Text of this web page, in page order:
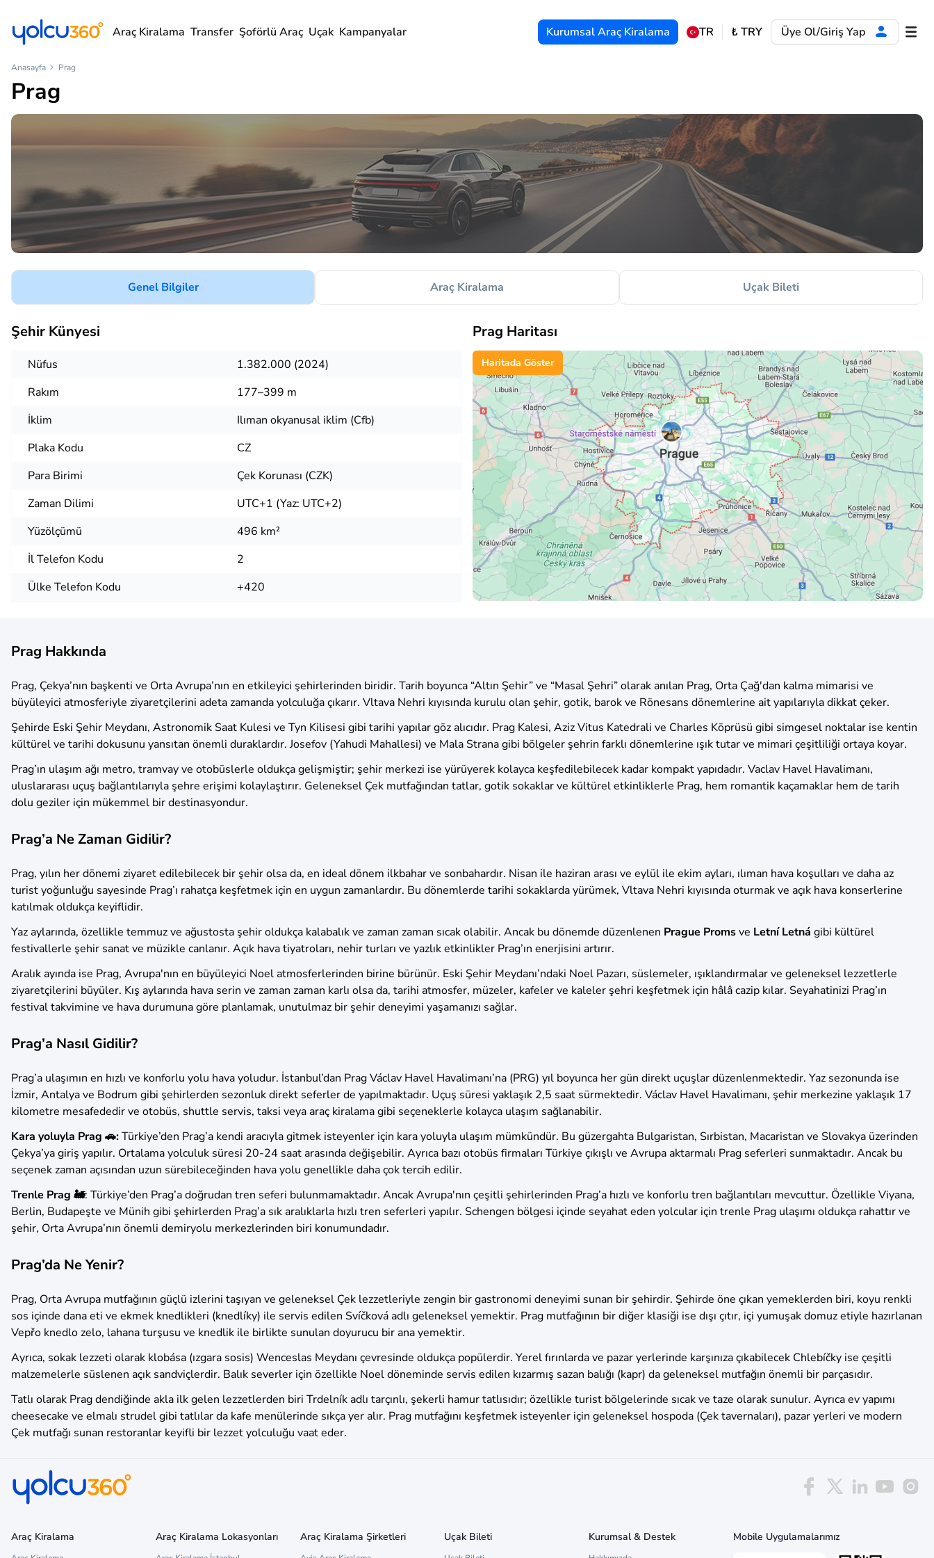
Araç Kiralama Transfer Şoförlü Araç Uçak Kampanyalar Kurumsal Araç Kiralama TR ₺ TRY Üye Ol/Giriş Yap
Anasayfa Prag
Prag
Genel Bilgiler Araç Kiralama Uçak Bileti
Şehir Künyesi
Nüfus
1.382.000 (2024)
Rakım
177–399 m
İklim
Ilıman okyanusal iklim (Cfb)
Plaka Kodu
CZ
Para Birimi
Çek Korunası (CZK)
Zaman Dilimi
UTC+1 (Yaz: UTC+2)
Yüzölçümü
496 km²
İl Telefon Kodu
2
Ülke Telefon Kodu
+420
Prag Haritası
Haritada Göster
Prag Hakkında
Prag, Çekya’nın başkenti ve Orta Avrupa’nın en etkileyici şehirlerinden biridir. Tarih boyunca “Altın Şehir” ve “Masal Şehri” olarak anılan Prag, Orta Çağ'dan kalma mimarisi ve
büyüleyici atmosferiyle ziyaretçilerini adeta zamanda yolculuğa çıkarır. Vltava Nehri kıyısında kurulu olan şehir, gotik, barok ve Rönesans dönemlerine ait yapılarıyla dikkat çeker.
Şehirde Eski Şehir Meydanı, Astronomik Saat Kulesi ve Tyn Kilisesi gibi tarihi yapılar göz alıcıdır. Prag Kalesi, Aziz Vitus Katedrali ve Charles Köprüsü gibi simgesel noktalar ise kentin
kültürel ve tarihi dokusunu yansıtan önemli duraklardır. Josefov (Yahudi Mahallesi) ve Mala Strana gibi bölgeler şehrin farklı dönemlerine ışık tutar ve mimari çeşitliliği ortaya koyar.
Prag’ın ulaşım ağı metro, tramvay ve otobüslerle oldukça gelişmiştir; şehir merkezi ise yürüyerek kolayca keşfedilebilecek kadar kompakt yapıdadır. Vaclav Havel Havalimanı,
uluslararası uçuş bağlantılarıyla şehre erişimi kolaylaştırır. Geleneksel Çek mutfağından tatlar, gotik sokaklar ve kültürel etkinliklerle Prag, hem romantik kaçamaklar hem de tarih
dolu geziler için mükemmel bir destinasyondur.
Prag’a Ne Zaman Gidilir?
Prag, yılın her dönemi ziyaret edilebilecek bir şehir olsa da, en ideal dönem ilkbahar ve sonbahardır. Nisan ile haziran arası ve eylül ile ekim ayları, ılıman hava koşulları ve daha az
turist yoğunluğu sayesinde Prag’ı rahatça keşfetmek için en uygun zamanlardır. Bu dönemlerde tarihi sokaklarda yürümek, Vltava Nehri kıyısında oturmak ve açık hava konserlerine
katılmak oldukça keyiflidir.
Yaz aylarında, özellikle temmuz ve ağustosta şehir oldukça kalabalık ve zaman zaman sıcak olabilir. Ancak bu dönemde düzenlenen Prague Promsve Letní Letná gibi kültürel
festivallerle şehir sanat ve müzikle canlanır. Açık hava tiyatroları, nehir turları ve yazlık etkinlikler Prag’ın enerjisini artırır.
Aralık ayında ise Prag, Avrupa'nın en büyüleyici Noel atmosferlerinden birine bürünür. Eski Şehir Meydanı’ndaki Noel Pazarı, süslemeler, ışıklandırmalar ve geleneksel lezzetlerle
ziyaretçilerini büyüler. Kış aylarında hava serin ve zaman zaman karlı olsa da, tarihi atmosfer, müzeler, kafeler ve kaleler şehri keşfetmek için hâlâ cazip kılar. Seyahatinizi Prag’ın
festival takvimine ve hava durumuna göre planlamak, unutulmaz bir şehir deneyimi yaşamanızı sağlar.
Prag’a Nasıl Gidilir?
Prag’a ulaşımın en hızlı ve konforlu yolu hava yoludur. İstanbul’dan Prag Václav Havel Havalimanı’na (PRG) yıl boyunca her gün direkt uçuşlar düzenlenmektedir. Yaz sezonunda ise
İzmir, Antalya ve Bodrum gibi şehirlerden sezonluk direkt seferler de yapılmaktadır. Uçuş süresi yaklaşık 2,5 saat sürmektedir. Václav Havel Havalimanı, şehir merkezine yaklaşık 17
kilometre mesafededir ve otobüs, shuttle servis, taksi veya araç kiralama gibi seçeneklerle kolayca ulaşım sağlanabilir.
Kara yoluyla Prag 🚗:Türkiye’den Prag’a kendi aracıyla gitmek isteyenler için kara yoluyla ulaşım mümkündür. Bu güzergahta Bulgaristan, Sırbistan, Macaristan ve Slovakya üzerinden
Çekya’ya giriş yapılır. Ortalama yolculuk süresi 20-24 saat arasında değişebilir. Ayrıca bazı otobüs firmaları Türkiye çıkışlı ve Avrupa aktarmalı Prag seferleri sunmaktadır. Ancak bu
seçenek zaman açısından uzun sürebileceğinden hava yolu genellikle daha çok tercih edilir.
Trenle Prag 🚂: Türkiye’den Prag’a doğrudan tren seferi bulunmamaktadır. Ancak Avrupa'nın çeşitli şehirlerinden Prag’a hızlı ve konforlu tren bağlantıları mevcuttur. Özellikle Viyana,
Berlin, Budapeşte ve Münih gibi şehirlerden Prag’a sık aralıklarla hızlı tren seferleri yapılır. Schengen bölgesi içinde seyahat eden yolcular için trenle Prag ulaşımı oldukça rahattır ve
şehir, Orta Avrupa’nın önemli demiryolu merkezlerinden biri konumundadır.
Prag’da Ne Yenir?
Prag, Orta Avrupa mutfağının güçlü izlerini taşıyan ve geleneksel Çek lezzetleriyle zengin bir gastronomi deneyimi sunan bir şehirdir. Şehirde öne çıkan yemeklerden biri, koyu renkli
sos içinde dana eti ve ekmek knedlikleri (knedlíky) ile servis edilen Svíčková adlı geleneksel yemektir. Prag mutfağının bir diğer klasiği ise dışı çıtır, içi yumuşak domuz etiyle hazırlanan
Vepřo knedlo zelo, lahana turşusu ve knedlik ile birlikte sunulan doyurucu bir ana yemektir.
Ayrıca, sokak lezzeti olarak klobása (ızgara sosis) Wenceslas Meydanı çevresinde oldukça popülerdir. Yerel fırınlarda ve pazar yerlerinde karşınıza çıkabilecek Chlebíčky ise çeşitli
malzemelerle süslenen açık sandviçlerdir. Balık severler için özellikle Noel döneminde servis edilen kızarmış sazan balığı (kapr) da geleneksel mutfağın önemli bir parçasıdır.
Tatlı olarak Prag dendiğinde akla ilk gelen lezzetlerden biri Trdelník adlı tarçınlı, şekerli hamur tatlısıdır; özellikle turist bölgelerinde sıcak ve taze olarak sunulur. Ayrıca ev yapımı
cheesecake ve elmalı strudel gibi tatlılar da kafe menülerinde sıkça yer alır. Prag mutfağını keşfetmek isteyenler için geleneksel hospoda (Çek tavernaları), pazar yerleri ve modern
Çek mutfağı sunan restoranlar keyifli bir lezzet yolculuğu vaat eder.
Araç Kiralama Araç Kiralama Lokasyonları Araç Kiralama Şirketleri Uçak Bileti Kurumsal & Destek Mobile Uygulamalarımız